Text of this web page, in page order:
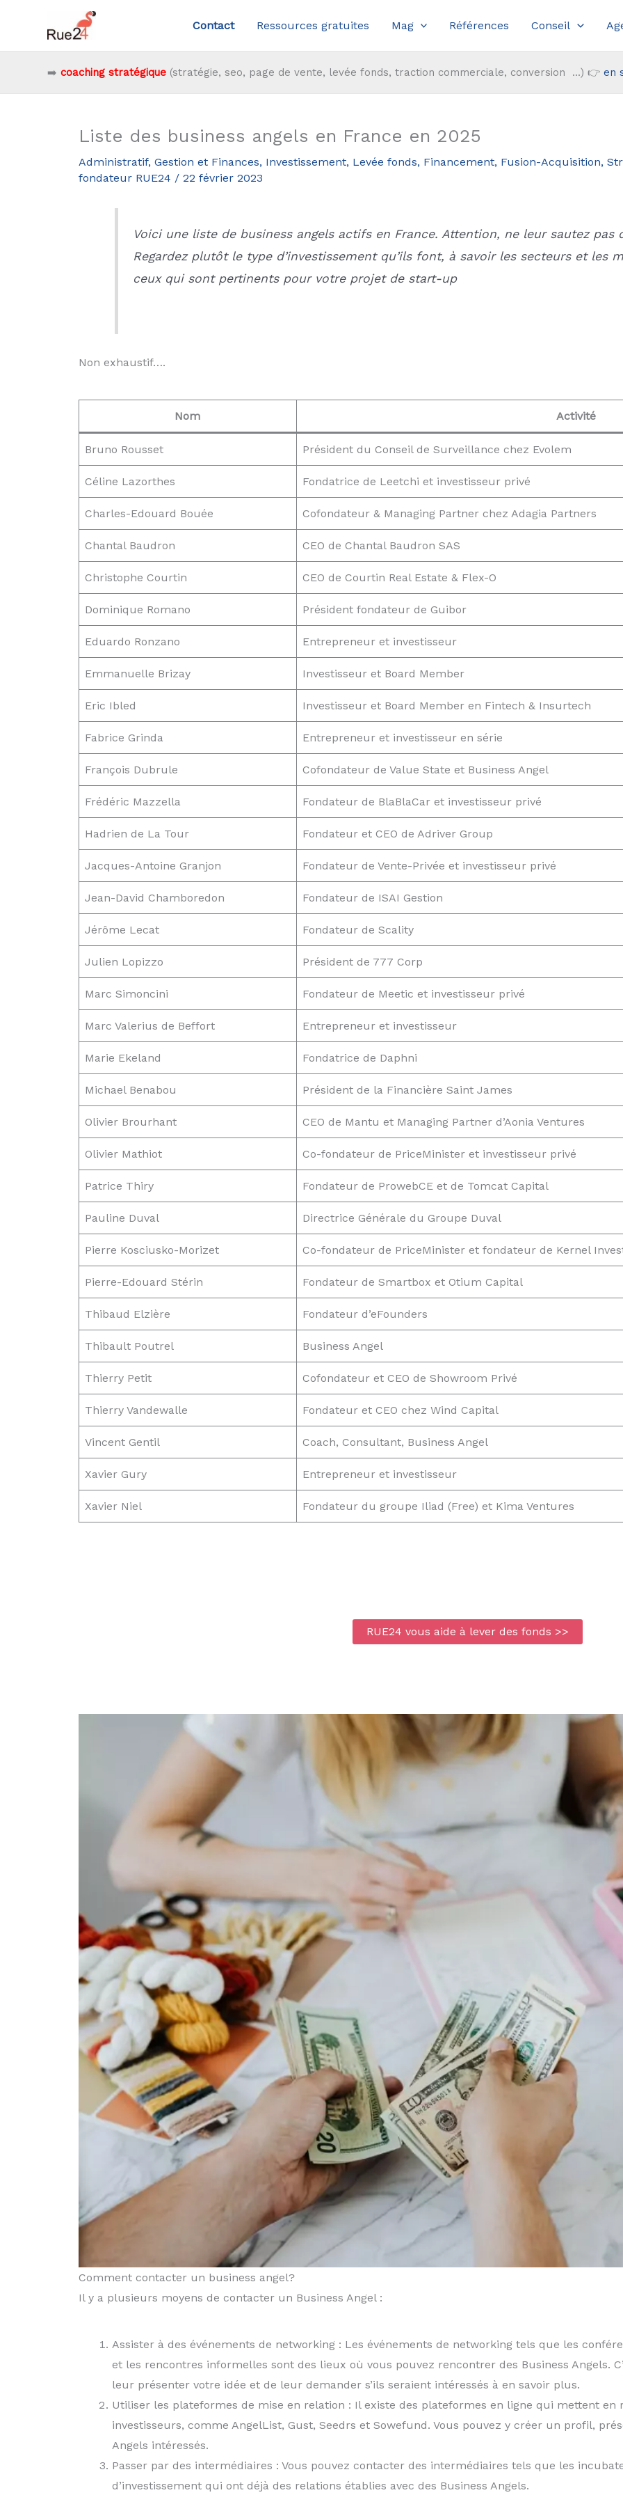
contenu
Contact Ressources gratuites Mag Références Conseil
➡️ coaching stratégique(stratégie, seo, page de vente, levée fonds, traction commerciale, conversion ...) 👉 en
Liste des business angels en France en 2025
Administratif, Gestion et Finances, Investissement, Levée fonds, Financement, Fusion-Acquisition,
fondateur RUE24 / 22 février 2023
Voici une liste de business angels actifs en France. Attention, ne leur sautez
Regardez plutôt le type d’investissement qu’ils font, à savoir les secteurs et les
ceux qui sont pertinents pour votre projet de start-up
Non exhaustif….
Nom Activité
Bruno Rousset Président du Conseil de Surveillance chez Evolem
Céline Lazorthes Fondatrice de Leetchi et investisseur privé
Charles-Edouard Bouée Cofondateur & Managing Partner chez Adagia Partners
Chantal Baudron CEO de Chantal Baudron SAS
Christophe Courtin CEO de Courtin Real Estate & Flex-O
Dominique Romano Président fondateur de Guibor
Eduardo Ronzano Entrepreneur et investisseur
Emmanuelle Brizay Investisseur et Board Member
Eric Ibled Investisseur et Board Member en Fintech & Insurtech
Fabrice Grinda Entrepreneur et investisseur en série
François Dubrule Cofondateur de Value State et Business Angel
Frédéric Mazzella Fondateur de BlaBlaCar et investisseur privé
Hadrien de La Tour Fondateur et CEO de Adriver Group
Jacques-Antoine Granjon Fondateur de Vente-Privée et investisseur privé
Jean-David Chamboredon Fondateur de ISAI Gestion
Jérôme Lecat Fondateur de Scality
Julien Lopizzo Président de 777 Corp
Marc Simoncini Fondateur de Meetic et investisseur privé
Marc Valerius de Beffort Entrepreneur et investisseur
Marie Ekeland Fondatrice de Daphni
Michael Benabou Président de la Financière Saint James
Olivier Brourhant CEO de Mantu et Managing Partner d’Aonia Ventures
Olivier Mathiot Co-fondateur de PriceMinister et investisseur privé
Patrice Thiry Fondateur de ProwebCE et de Tomcat Capital
Pauline Duval Directrice Générale du Groupe Duval
Pierre Kosciusko-Morizet Co-fondateur de PriceMinister et fondateur de Kernel
Pierre-Edouard Stérin Fondateur de Smartbox et Otium Capital
Thibaud Elzière Fondateur d’eFounders
Thibault Poutrel Business Angel
Thierry Petit Cofondateur et CEO de Showroom Privé
Thierry Vandewalle Fondateur et CEO chez Wind Capital
Vincent Gentil Coach, Consultant, Business Angel
Xavier Gury Entrepreneur et investisseur
Xavier Niel Fondateur du groupe Iliad (Free) et Kima Ventures
RUE24 vous aide à lever des fonds >>
Comment contacter un business angel?
Il y a plusieurs moyens de contacter un Business Angel :
Assister à des événements de networking : Les événements de networking tels que les
et les rencontres informelles sont des lieux où vous pouvez rencontrer des Business Angels.
leur présenter votre idée et de leur demander s’ils seraient intéressés à en savoir plus.
Utiliser les plateformes de mise en relation : Il existe des plateformes en ligne qui mettent en
investisseurs, comme AngelList, Gust, Seedrs et Sowefund. Vous pouvez y créer un profil,
Angels intéressés.
Passer par des intermédiaires : Vous pouvez contacter des intermédiaires tels que les
d’investissement qui ont déjà des relations établies avec des Business Angels.